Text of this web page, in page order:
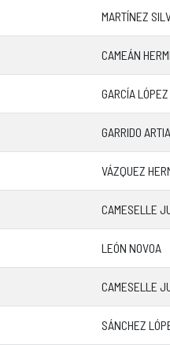
MARTÍNEZ
CAMEÁN
GARCÍA LÓPEZ
GARRIDO
VÁZQUEZ
CAMESELLE
LEÓN NOVOA
CAMESELLE
SÁNCHEZ